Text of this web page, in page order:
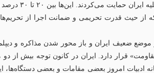
دولت‌ها را شامل می‌شوند که دولت آمریکا و اکثر دولت‌های اروپایی از این دسته هستند.
از حیث قدرت تحریمی و ضمانت اجرا از
موضع ضعیف ایران و باز محور شدن مذاکره و
قرار دارد. ایران در کانون توجه بیش
ادبیات امروز بعضی مقامات و بعضی